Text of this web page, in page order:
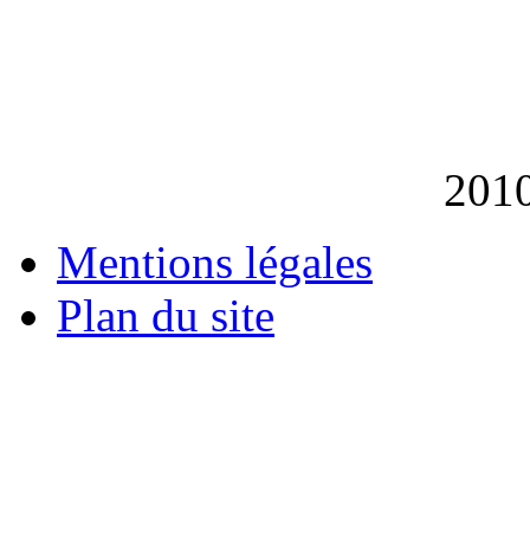
Mentions légales
Plan du site